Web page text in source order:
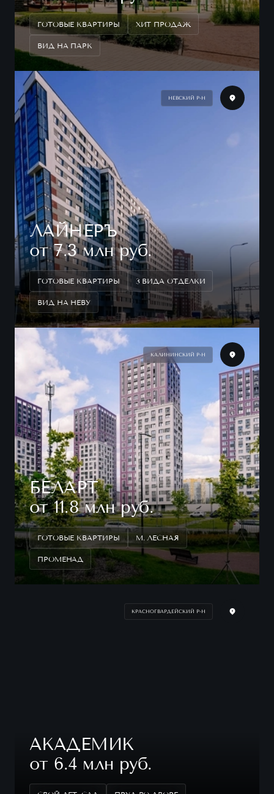
ГОТОВЫЕ КВАРТИРЫ ХИТ ПРОДАЖ
ВИД НА ПАРК
НЕВСКИЙ Р-Н
ЛАЙНЕРЪ
от 7.3 млн руб.
ГОТОВЫЕ КВАРТИРЫ 3 ВИДА ОТДЕЛКИ
ВИД НА НЕВУ
КАЛИНИНСКИЙ Р-Н
БЕЛАРТ
от 11.8 млн руб.
ГОТОВЫЕ КВАРТИРЫ М. ЛЕСНАЯ
ПРОМЕНАД
КРАСНОГВАРДЕЙСКИЙ Р-Н
АКАДЕМИК
от 6.4 млн руб.